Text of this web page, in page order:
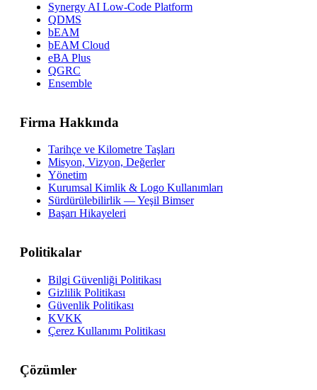
Synergy AI Low-Code Platform
QDMS
bEAM
bEAM Cloud
eBA Plus
QGRC
Ensemble
Firma Hakkında
Tarihçe ve Kilometre Taşları
Misyon, Vizyon, Değerler
Yönetim
Kurumsal Kimlik & Logo Kullanımları
Sürdürülebilirlik — Yeşil Bimser
Başarı Hikayeleri
Politikalar
Bilgi Güvenliği Politikası
Gizlilik Politikası
Güvenlik Politikası
KVKK
Çerez Kullanımı Politikası
Çözümler